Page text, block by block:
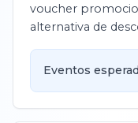
voucher
alternativa de
Eventos